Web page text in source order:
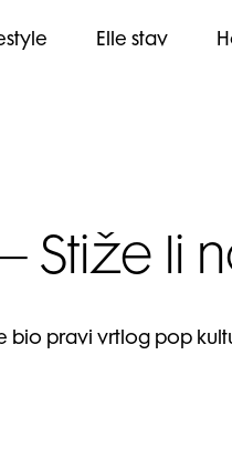
Elle stav
Stiže li
bio pravi vrtlog pop